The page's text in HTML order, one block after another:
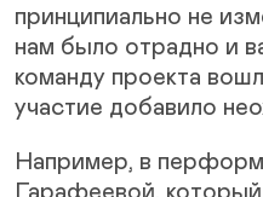
принципиально не
нам было отрадно и
команду проекта
участие добавило
Например, в
Гарафеевой,